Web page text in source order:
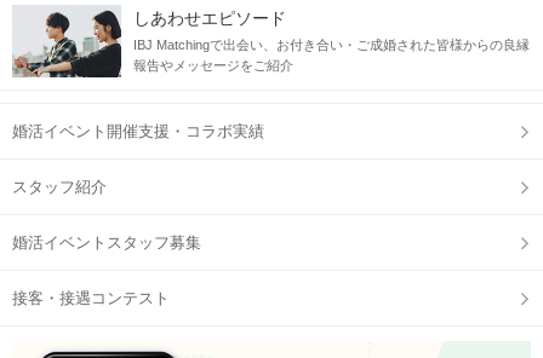
①IBJMatching公式アプリへのログイン
②本人確認書類の事前アップロード
③プロフィール写真登録(1枚登録必須となります)
※上記①②③が完了していない場合、ご参加いただくことがで
【開始時間5～10分前までに必ずご来店ください】
可能です）
QRコードは開始直前に、公式アプリの参加予定ページに表示♪
しあわせエピソード
IBJ Matchingで出会い、お付き合い・ご成婚された皆様からの良縁
報告やメッセージをご紹介
婚活イベント開催支援・コラボ実績
スタッフ紹介
婚活イベントスタッフ募集
接客・接遇コンテスト